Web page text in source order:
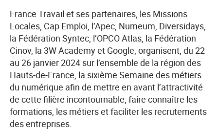
France Travail et ses partenaires, les Missions
Locales, Cap Emploi, l’Apec, Numeum, Diversidays,
la Fédération Syntec, l’OPCO Atlas, la Fédération
Cinov, la 3W Academy et Google, organisent, du 22
au 26 janvier 2024 sur l’ensemble de la région des
Hauts-de-France, la sixième Semaine des métiers
du numérique afin de mettre en avant l’attractivité
de cette filière incontournable, faire connaître les
formations, les métiers et faciliter les recrutements
des entreprises.